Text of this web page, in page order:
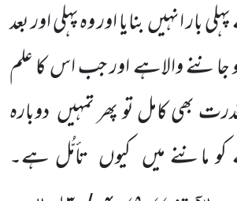
بار انہیںبنایا اور وہ پہلی اور بعد
جاننے والاہے اور جب اس کا علم
بھی کامل تو پھر تمہیں دوبارہ
ماننے میں کیوں تأمُّل ہے۔